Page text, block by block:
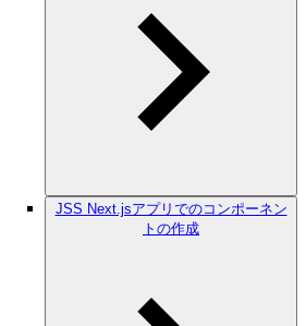
JSS Next.jsアプリでのコンポーネン
トの作成